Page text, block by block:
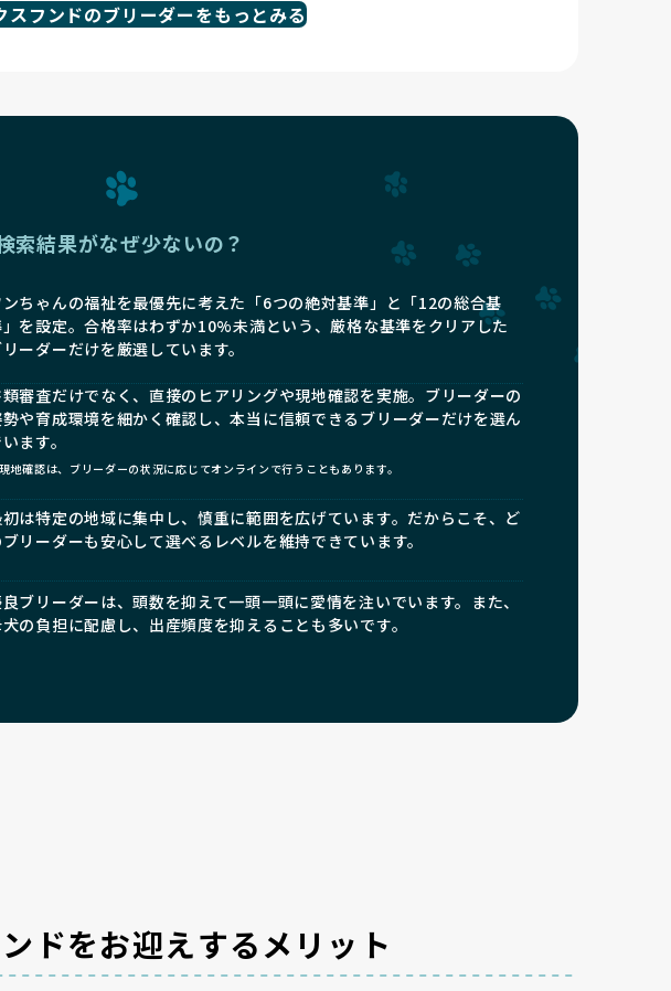
フンドのブリーダーをもっとみる
索結果がなぜ少ないの？
ンちゃんの福祉を最優先に考えた「6つの絶対基準」と「12の総合基
を設定。合格率はわずか10%未満という、厳格な基準をクリアした
ーダーだけを厳選しています。
審査だけでなく、直接のヒアリングや現地確認を実施。ブリーダーの
勢や育成環境を細かく確認し、本当に信頼できるブリーダーだけを選ん
ます。
地確認は、ブリーダーの状況に応じてオンラインで行うこともあります。
初は特定の地域に集中し、慎重に範囲を広げています。だからこそ、ど
リーダーも安心して選べるレベルを維持できています。
ブリーダーは、頭数を抑えて一頭一頭に愛情を注いでいます。また、
の負担に配慮し、出産頻度を抑えることも多いです。
ドをお迎えするメリット